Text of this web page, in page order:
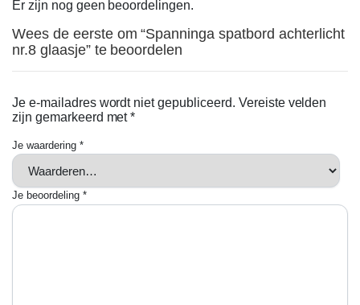
Er zijn nog geen beoordelingen.
Wees de eerste om “Spanninga spatbord achterlicht
nr.8 glaasje” te beoordelen
Je e-mailadres wordt niet gepubliceerd. Vereiste velden
zijn gemarkeerd met*
Je waardering *
Je beoordeling *